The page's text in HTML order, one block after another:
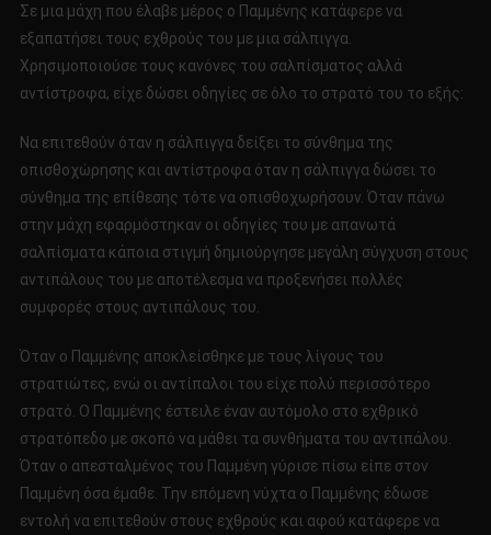
Σε μια μάχη που έλαβε μέρος ο Παμμένης κατάφερε να
εξαπατήσει τους εχθρούς του με μια σάλπιγγα.
Χρησιμοποιούσε τους κανόνες του σαλπίσματος αλλά
αντίστροφα, είχε δώσει οδηγίες σε όλο το στρατό του το εξής:
Να επιτεθούν όταν η σάλπιγγα δείξει το σύνθημα της
οπισθοχώρησης και αντίστροφα όταν η σάλπιγγα δώσει το
σύνθημα της επίθεσης τότε να οπισθοχωρήσουν. Όταν πάνω
στην μάχη εφαρμόστηκαν οι οδηγίες του με απανωτά
σαλπίσματα κάποια στιγμή δημιούργησε μεγάλη σύγχυση στους
αντιπάλους του με αποτέλεσμα να προξενήσει πολλές
συμφορές στους αντιπάλους του.
Όταν ο Παμμένης αποκλείσθηκε με τους λίγους του
στρατιώτες, ενώ οι αντίπαλοι του είχε πολύ περισσότερο
στρατό. Ο Παμμένης έστειλε έναν αυτόμολο στο εχθρικό
στρατόπεδο με σκοπό να μάθει τα συνθήματα του αντιπάλου.
Όταν ο απεσταλμένος του Παμμένη γύρισε πίσω είπε στον
Παμμένη όσα έμαθε. Την επόμενη νύχτα ο Παμμένης έδωσε
εντολή να επιτεθούν στους εχθρούς και αφού κατάφερε να